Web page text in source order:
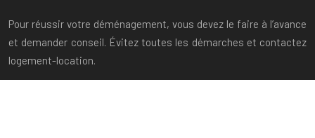
Pour réussir votre déménagement, vous devez le faire à l’avance
et demander conseil. Évitez toutes les démarches et contactez
logement-location.